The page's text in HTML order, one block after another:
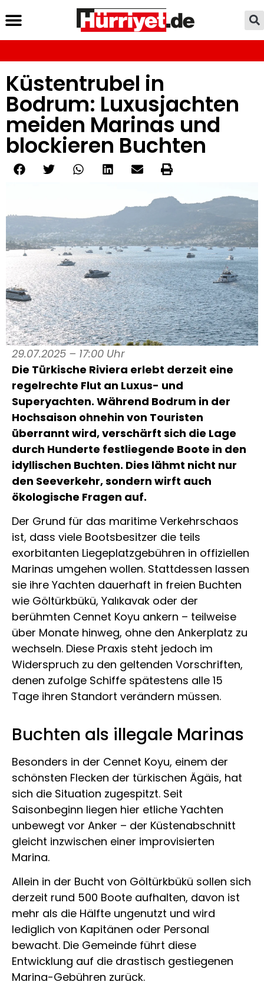
Küstentrubel in
Bodrum: Luxusjachten
meiden Marinas und
blockieren Buchten
29.07.2025 – 17:00 Uhr
Die Türkische Riviera erlebt derzeit eine
regelrechte Flut an Luxus- und
Superyachten. Während Bodrum in der
Hochsaison ohnehin von Touristen
überrannt wird, verschärft sich die Lage
durch Hunderte festliegende Boote in den
idyllischen Buchten. Dies lähmt nicht nur
den Seeverkehr, sondern wirft auch
ökologische Fragen auf.
Der Grund für das maritime Verkehrschaos
ist, dass viele Bootsbesitzer die teils
exorbitanten Liegeplatzgebühren in offiziellen
Marinas umgehen wollen. Stattdessen lassen
sie ihre Yachten dauerhaft in freien Buchten
wie Göltürkbükü, Yalıkavak oder der
berühmten Cennet Koyu ankern – teilweise
über Monate hinweg, ohne den Ankerplatz zu
wechseln. Diese Praxis steht jedoch im
Widerspruch zu den geltenden Vorschriften,
denen zufolge Schiffe spätestens alle 15
Tage ihren Standort verändern müssen.
Buchten als illegale Marinas
Besonders in der Cennet Koyu, einem der
schönsten Flecken der türkischen Ägäis, hat
sich die Situation zugespitzt. Seit
Saisonbeginn liegen hier etliche Yachten
unbewegt vor Anker – der Küstenabschnitt
gleicht inzwischen einer improvisierten
Marina.
Allein in der Bucht von Göltürkbükü sollen sich
derzeit rund 500 Boote aufhalten, davon ist
mehr als die Hälfte ungenutzt und wird
lediglich von Kapitänen oder Personal
bewacht. Die Gemeinde führt diese
Entwicklung auf die drastisch gestiegenen
Marina-Gebühren zurück.